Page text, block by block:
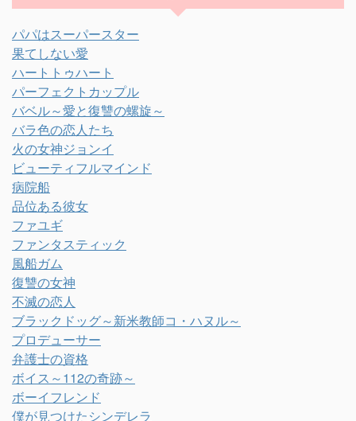
パパはスーパースター
果てしない愛
ハートトゥハート
パーフェクトカップル
バベル～愛と復讐の螺旋～
バラ色の恋人たち
火の女神ジョンイ
ビューティフルマインド
病院船
品位ある彼女
ファユギ
ファンタスティック
風船ガム
復讐の女神
不滅の恋人
ブラックドッグ～新米教師コ・ハヌル～
プロデューサー
弁護士の資格
ボイス～112の奇跡～
ボーイフレンド
僕が見つけたシンデレラ